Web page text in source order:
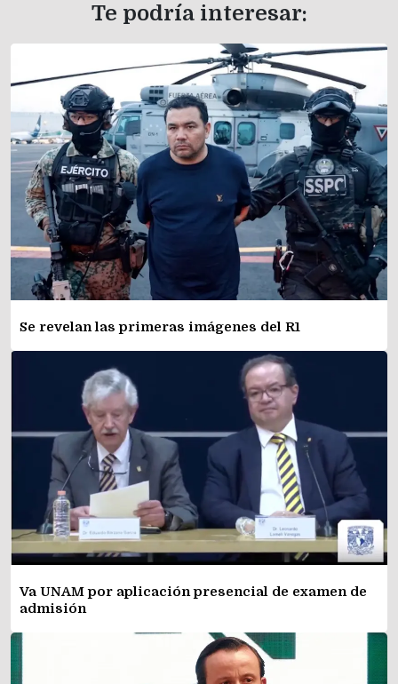
Te podría interesar:
Se revelan las primeras imágenes del R1
Va UNAM por aplicación presencial de examen de
admisión